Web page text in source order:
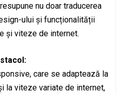
nu doar traducerea
ului și funcționalității
și viteze de internet.
care se adaptează la
la viteze variate de internet,